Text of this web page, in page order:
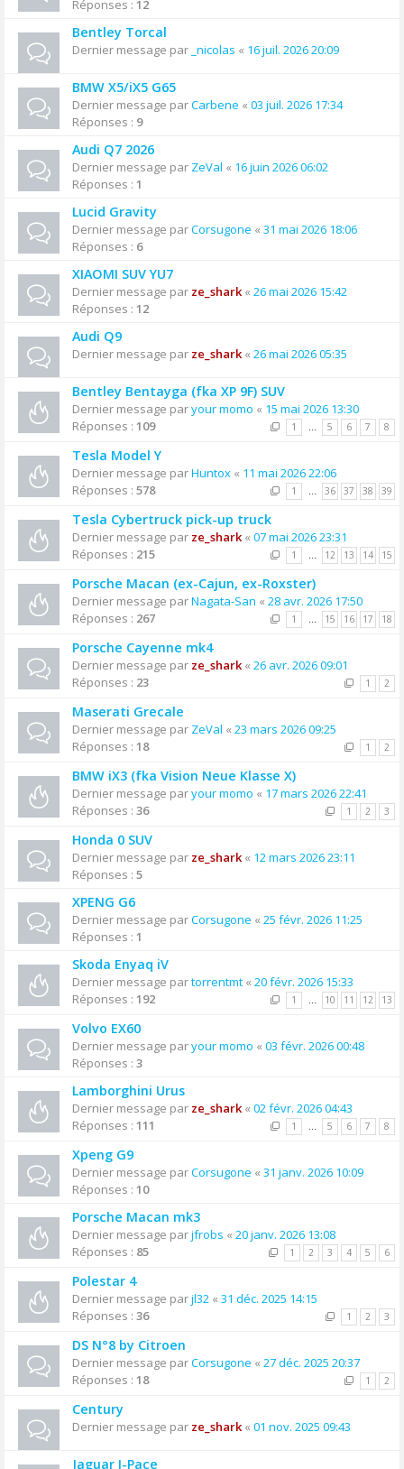
Réponses : 12
Bentley Torcal
Dernier message par _nicolas « 16 juil. 2026 20:09
BMW X5/iX5 G65
Dernier message parCarbene « 03 juil. 2026 17:34
Réponses : 9
Audi Q7 2026
Dernier message par ZeVal « 16 juin 2026 06:02
Réponses : 1
Lucid Gravity
Dernier message parCorsugone « 31 mai 2026 18:06
Réponses : 6
XIAOMI SUV YU7
Dernier message par ze_shark« 26 mai 2026 15:42
Réponses : 12
Audi Q9
Dernier message par ze_shark« 26 mai 2026 05:35
Bentley Bentayga (fka XP 9F) SUV
Dernier message paryour momo « 15 mai 2026 13:30
Réponses : 109 1 … 5 6 7 8
Tesla Model Y
Dernier message parHuntox « 11 mai 2026 22:06
Réponses : 578 1 … 36 37 38 39
Tesla Cybertruck pick-up truck
Dernier message par ze_shark« 07 mai 2026 23:31
Réponses : 215 1 … 12 13 14 15
Porsche Macan (ex-Cajun, ex-Roxster)
Dernier message parNagata-San « 28 avr. 2026 17:50
Réponses : 267 1 … 15 16 17 18
Porsche Cayenne mk4
Dernier message par ze_shark« 26 avr. 2026 09:01
Réponses : 23 1 2
Maserati Grecale
Dernier message par ZeVal « 23 mars 2026 09:25
Réponses : 18 1 2
BMW iX3 (fka Vision Neue Klasse X)
Dernier message paryour momo « 17 mars 2026 22:41
Réponses : 36 1 2 3
Honda 0 SUV
Dernier message par ze_shark« 12 mars 2026 23:11
Réponses : 5
XPENG G6
Dernier message parCorsugone « 25 févr. 2026 11:25
Réponses : 1
Skoda Enyaq iV
Dernier message partorrentmt « 20 févr. 2026 15:33
Réponses : 192 1 … 10 11 12 13
Volvo EX60
Dernier message paryour momo « 03 févr. 2026 00:48
Réponses : 3
Lamborghini Urus
Dernier message par ze_shark« 02 févr. 2026 04:43
Réponses : 111 1 … 5 6 7 8
Xpeng G9
Dernier message parCorsugone « 31 janv. 2026 10:09
Réponses : 10
Porsche Macan mk3
Dernier message parjfrobs « 20 janv. 2026 13:08
Réponses : 85 1 2 3 4 5 6
Polestar 4
Dernier message parjl32 « 31 déc. 2025 14:15
Réponses : 36 1 2 3
DS N°8 by Citroen
Dernier message parCorsugone « 27 déc. 2025 20:37
Réponses : 18 1 2
Century
Dernier message par ze_shark« 01 nov. 2025 09:43
Jaguar I-Pace